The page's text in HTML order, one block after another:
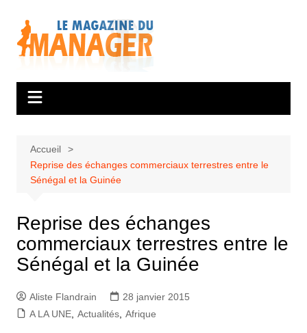
contenu
Accueil
Reprise des échanges commerciaux terrestres entre le
Sénégal et la Guinée
Reprise des échanges
commerciaux terrestres entre le
Sénégal et la Guinée
Aliste Flandrain
28 janvier 2015
A LA UNE, Actualités, Afrique